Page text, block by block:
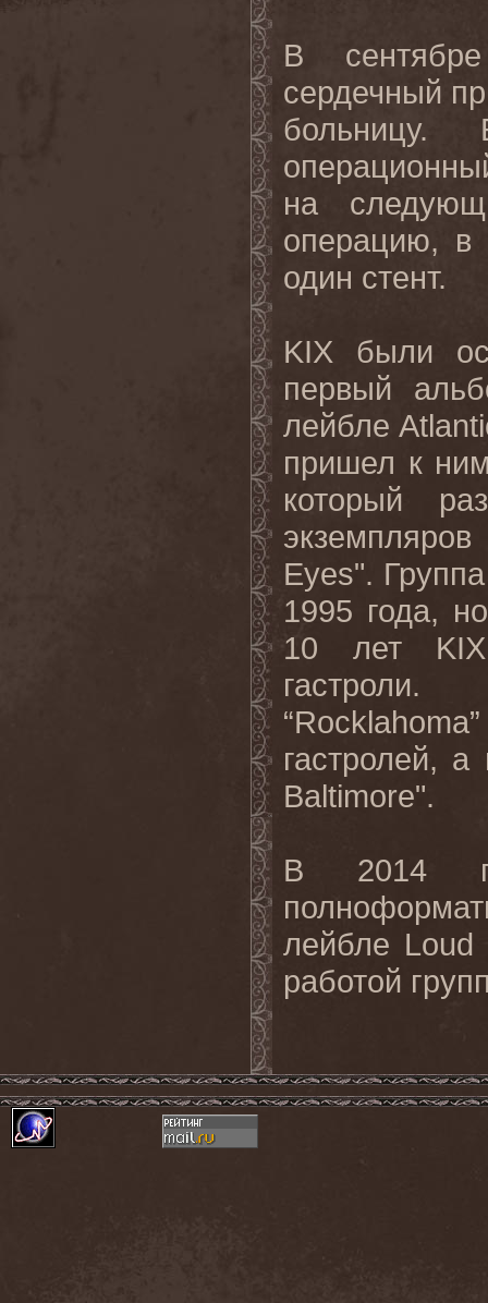
В
сердечный
на
операцию, в
один стент.
KIX были
первый
лейбле
пришел к
который
Eyes".
1995 года,
10 лет KIX
гастролей,
Baltimore".
В 2014
лейбле Loud
работой